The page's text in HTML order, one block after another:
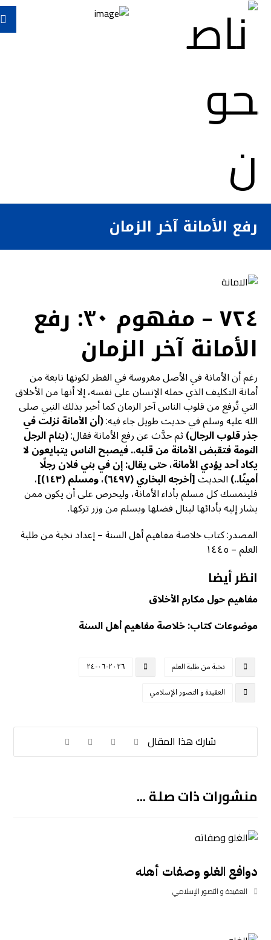
رفع الأمانة آخر الزمان
٧٢٤ – مفهوم ٣٠: رفع
الأمانة آخر الزمان
رغم أن الأمانة في الأصل مغروسة في الفطر لكونها نابعة من
أمانة التكليف الذي حمله الإنسان على نفسه، إلا أنها من الأخلاق
التي تُرفع من قلوب الناس آخر الزمان كما أخبر بذلك النبي صلى
الله عليه وسلم في حديث طويل جاء فيه:(أن الأمانة نزلت في
جذر قلوب الرجال)ثم حدَّث عن رفع الأمانة فقال:(ينام الرجل
النومة فتقبض الأمانة من قلبه.. فيصبح الناس يتبايعون لا
يكاد أحد يؤدي الأمانة، حتى يقال: إن في بني فلان رجلًا
أمينًا..)الحديث[أخرجه البخاري (٦٤٩٧)، ومسلم (١٤٣)] ،
فليتمسك كل مسلم بأداء الأمانة، وليحرص على أن يكون ممن
يشار إليه بأدائها لينال فضلها ويسلم من وزر تركها.
المصدر: كتاب خلاصة مفاهيم أهل السنة – إعداد نخبة من طلبة
العلم – ١٤٤٥
انظر أيضا
مفاهيم حول مكارم الأخلاق
موضوعات كتاب: خلاصة مفاهيم أهل السنة
نخبة من طلبة العلم
٢٠٢٦-٠٦-٢٤
العقيدة و التصور الإسلامي
منشورات ذات صلة ...
دوافع الغلو وصفات أهله
العقيدة و التصور الإسلامي